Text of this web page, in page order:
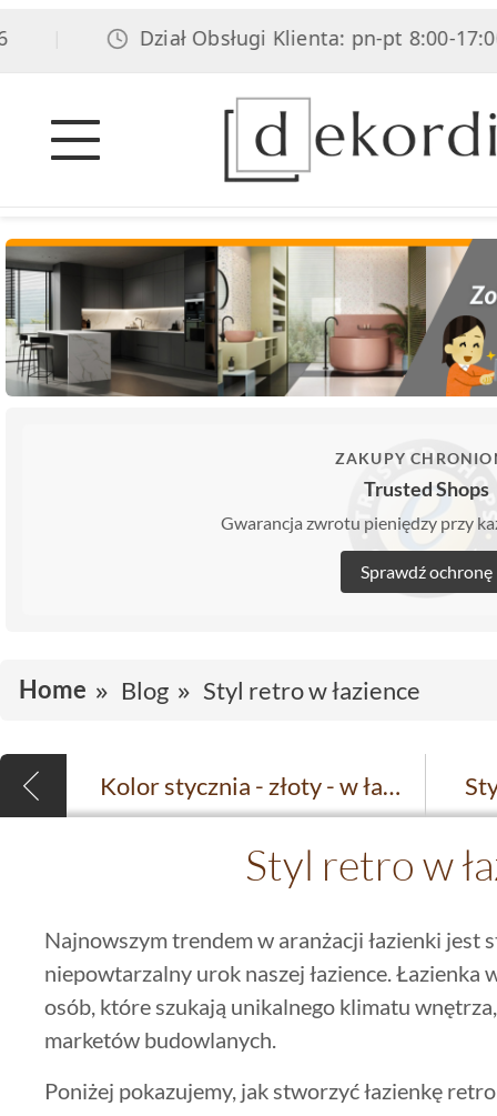
| Dział Obsługi Klienta: pn-pt 8:00-17:00,
ZAKUPY
Trusted Shops
Gwarancja zwrotu pieniędzy przy
Sprawdź ochronę
Home Blog Styl retro w łazience
Kolor stycznia - złoty - w łazience i kuchni
Styl retro w
Najnowszym trendem w aranżacji łazienki jest
niepowtarzalny urok naszej łazience.
osób, które szukają unikalnego klimatu
marketów budowlanych.
Poniżej pokazujemy, jak stworzyć łazienkę